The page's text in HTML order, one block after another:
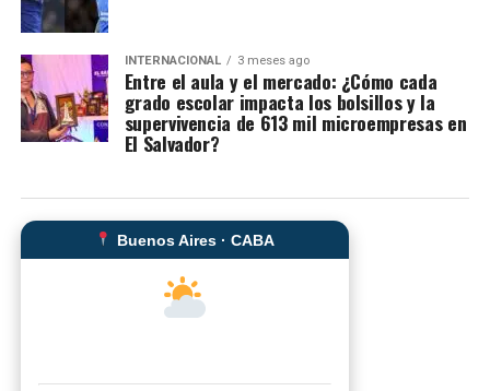
INTERNACIONAL 3 meses ago
Entre el aula y el mercado: ¿Cómo cada
grado escolar impacta los bolsillos y la
supervivencia de 613 mil microempresas en
El Salvador?
Buenos Aires · CABA